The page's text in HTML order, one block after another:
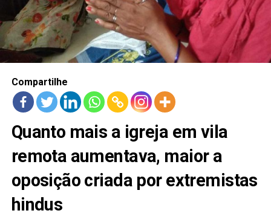
HOME
LANÇAMENTOS
Compartilhe
Quanto mais a igreja em vila
remota aumentava, maior a
oposição criada por extremistas
hindus